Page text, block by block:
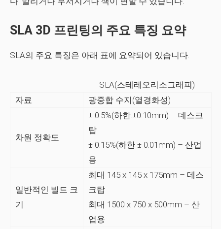
SLA 3D 프린팅의 주요 특징 요약
SLA의 주요 특징은 아래 표에 요약되어 있습니다.
SLA(스테레오리소그래피)
자료
광중합 수지(열경화성)
차원 정확도
± 0.5%(하한:±0.10mm) – 데스크
탑
± 0.15%(하한 ± 0.01mm) – 산업
용
일반적인 빌드 크
기
최대 145 x 145 x 175mm – 데스
크탑
최대 1500 x 750 x 500mm – 산
업용